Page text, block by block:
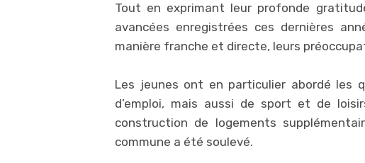
Tout en exprimant leur profonde
avancées enregistrées ces dernières
manière franche et directe, leurs
Les jeunes ont en particulier abordé les
d’emploi, mais aussi de sport et de
construction de logements
commune a été soulevé.